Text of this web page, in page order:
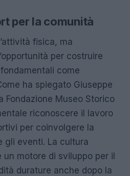
per la comunità
fisica, ma
per costruire
come
ha spiegato Giuseppe
Fondazione Museo Storico
riconoscere il lavoro
per coinvolgere la
gli eventi. La cultura
motore di sviluppo per il
durature anche dopo la